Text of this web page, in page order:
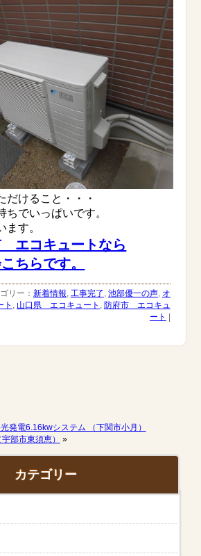
だけること・・・
ちでいっぱいです。
ます。
エコキュートなら
ちらです。
リー： 新着情報 工事完了 池部優一の声, オ
ト 山口県 エコキュート
防府市 エコキュ
ート |
発電6.16kwシステム （下関市小月）
部市東須恵）
»
カテゴリー